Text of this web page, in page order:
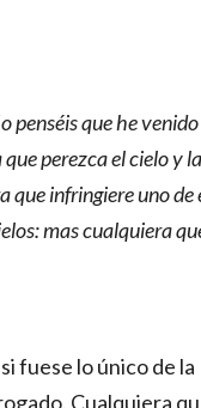
penséis que he
perezca el cielo y
que infringiere uno
mas cualquiera
fuese lo único de
Cualquiera